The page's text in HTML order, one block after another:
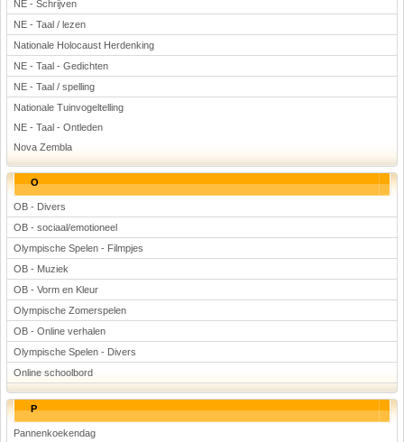
NE - Schrijven
NE - Taal / lezen
Nationale Holocaust Herdenking
NE - Taal - Gedichten
NE - Taal / spelling
Nationale Tuinvogeltelling
NE - Taal - Ontleden
Nova Zembla
O
OB - Divers
OB - sociaal/emotioneel
Olympische Spelen - Filmpjes
OB - Muziek
OB - Vorm en Kleur
Olympische Zomerspelen
OB - Online verhalen
Olympische Spelen - Divers
Online schoolbord
P
Pannenkoekendag